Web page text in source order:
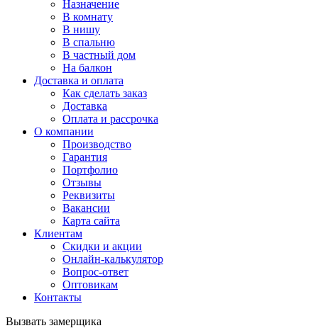
Назначение
В комнату
В нишу
В спальню
В частный дом
На балкон
Доставка и оплата
Как сделать заказ
Доставка
Оплата и рассрочка
О компании
Производство
Гарантия
Портфолио
Отзывы
Реквизиты
Вакансии
Карта сайта
Клиентам
Скидки и акции
Онлайн-калькулятор
Вопрос-ответ
Оптовикам
Контакты
Вызвать замерщика